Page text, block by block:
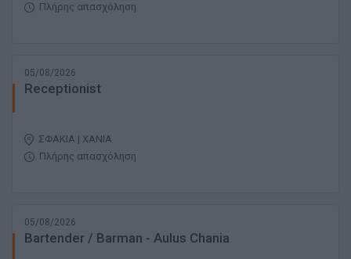
Πλήρης απασχόληση
05/08/2026
Receptionist
ΣΦΑΚΙΑ | ΧΑΝΙΑ
Πλήρης απασχόληση
05/08/2026
Bartender / Barman - Aulus Chania